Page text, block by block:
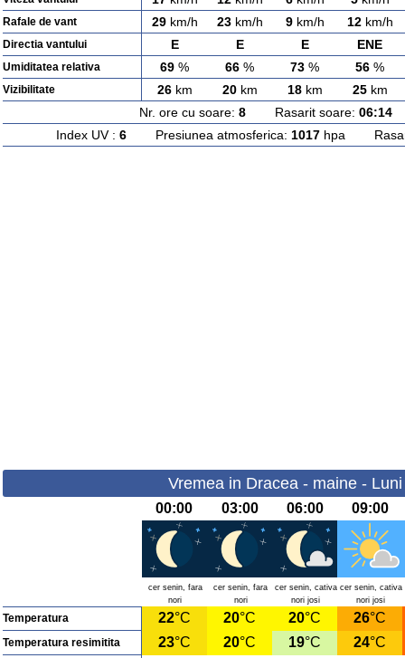
Rafale de vant 29km/h 23km/h 9km/h 12km/h
Directia vantului E E E ENE
Umiditatea relativa 69 % 66 % 73 % 56 %
Vizibilitate 26km 20km 18km 25km
Nr. ore cu soare: 8Rasarit soare: 06:14
Index UV : 6Presiunea atmosferica: 1017hpa
Vremea in Dracea - maine -
00:00 03:00 06:00 09:00
cer senin, fara
nori
cer senin, fara
nori
cer senin, cativa
nori josi
cer senin, cativa
nori josi
Temperatura 22°C 20°C 20°C 26°C
Temperatura resimitita 23°C 20°C 19°C 24°C